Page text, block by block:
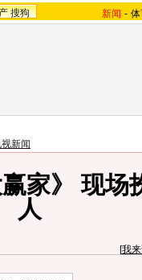
搜狗 新闻 -
新闻
家》 现场
人
[我